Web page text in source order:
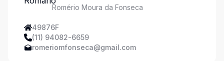
Romério Moura da Fonseca
49876F
(11) 94082-6659
romeriomfonseca@gmail.com